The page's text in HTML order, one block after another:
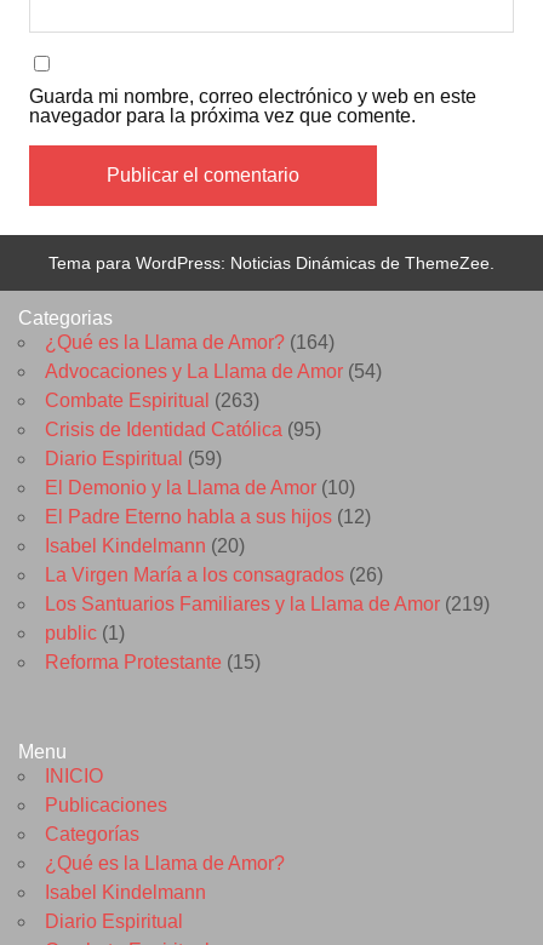
Guarda mi nombre, correo electrónico y web en este
navegador para la próxima vez que comente.
Tema para WordPress: Noticias Dinámicas de ThemeZee.
Categorias
¿Qué es la Llama de Amor? (164)
Advocaciones y La Llama de Amor (54)
Combate Espiritual (263)
Crisis de Identidad Católica (95)
Diario Espiritual (59)
El Demonio y la Llama de Amor (10)
El Padre Eterno habla a sus hijos (12)
Isabel Kindelmann (20)
La Virgen María a los consagrados (26)
Los Santuarios Familiares y la Llama de Amor (219)
public (1)
Reforma Protestante (15)
Menu
INICIO
Publicaciones
Categorías
¿Qué es la Llama de Amor?
Isabel Kindelmann
Diario Espiritual